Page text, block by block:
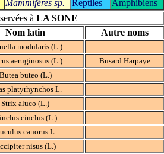
Mammifères sp. Reptiles Amphibiens
à LA SONE
Nom latin Autre noms
modularis (L.)
aeruginosus (L.) Busard Harpaye
Butea buteo (L.)
platyrhynchos L.
Strix aluco (L.)
cinclus (L.)
canorus L.
nisus (L.)